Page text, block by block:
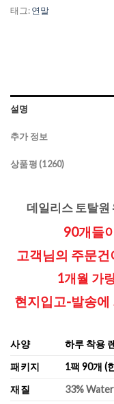
태그:연말
설명
추가 정보
상품평 (1260)
데일리스 토탈원
90개들
고객님의 주문
1개월 가
현지입고-발송에
사양
하루 착용
패키지
1팩 90개 (
재질
33%